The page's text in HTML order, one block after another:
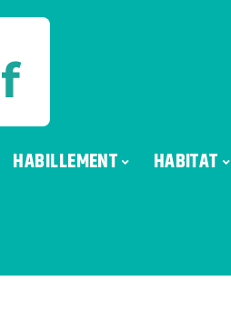
HABILLEMENT HABITAT